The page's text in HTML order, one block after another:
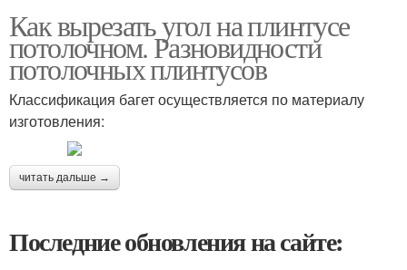
Как вырезать угол на плинтусе
потолочном. Разновидности
потолочных плинтусов
Классификация багет осуществляется по материалу
изготовления:
читать дальше →
Последние обновления на сайте: